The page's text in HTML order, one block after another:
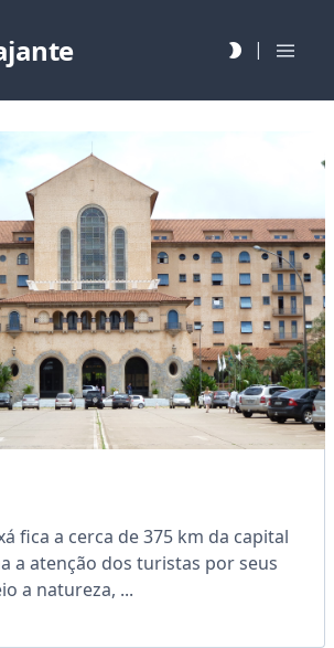
|
fica a cerca de 375 km da capital
a atenção dos turistas por seus
a natureza, ...